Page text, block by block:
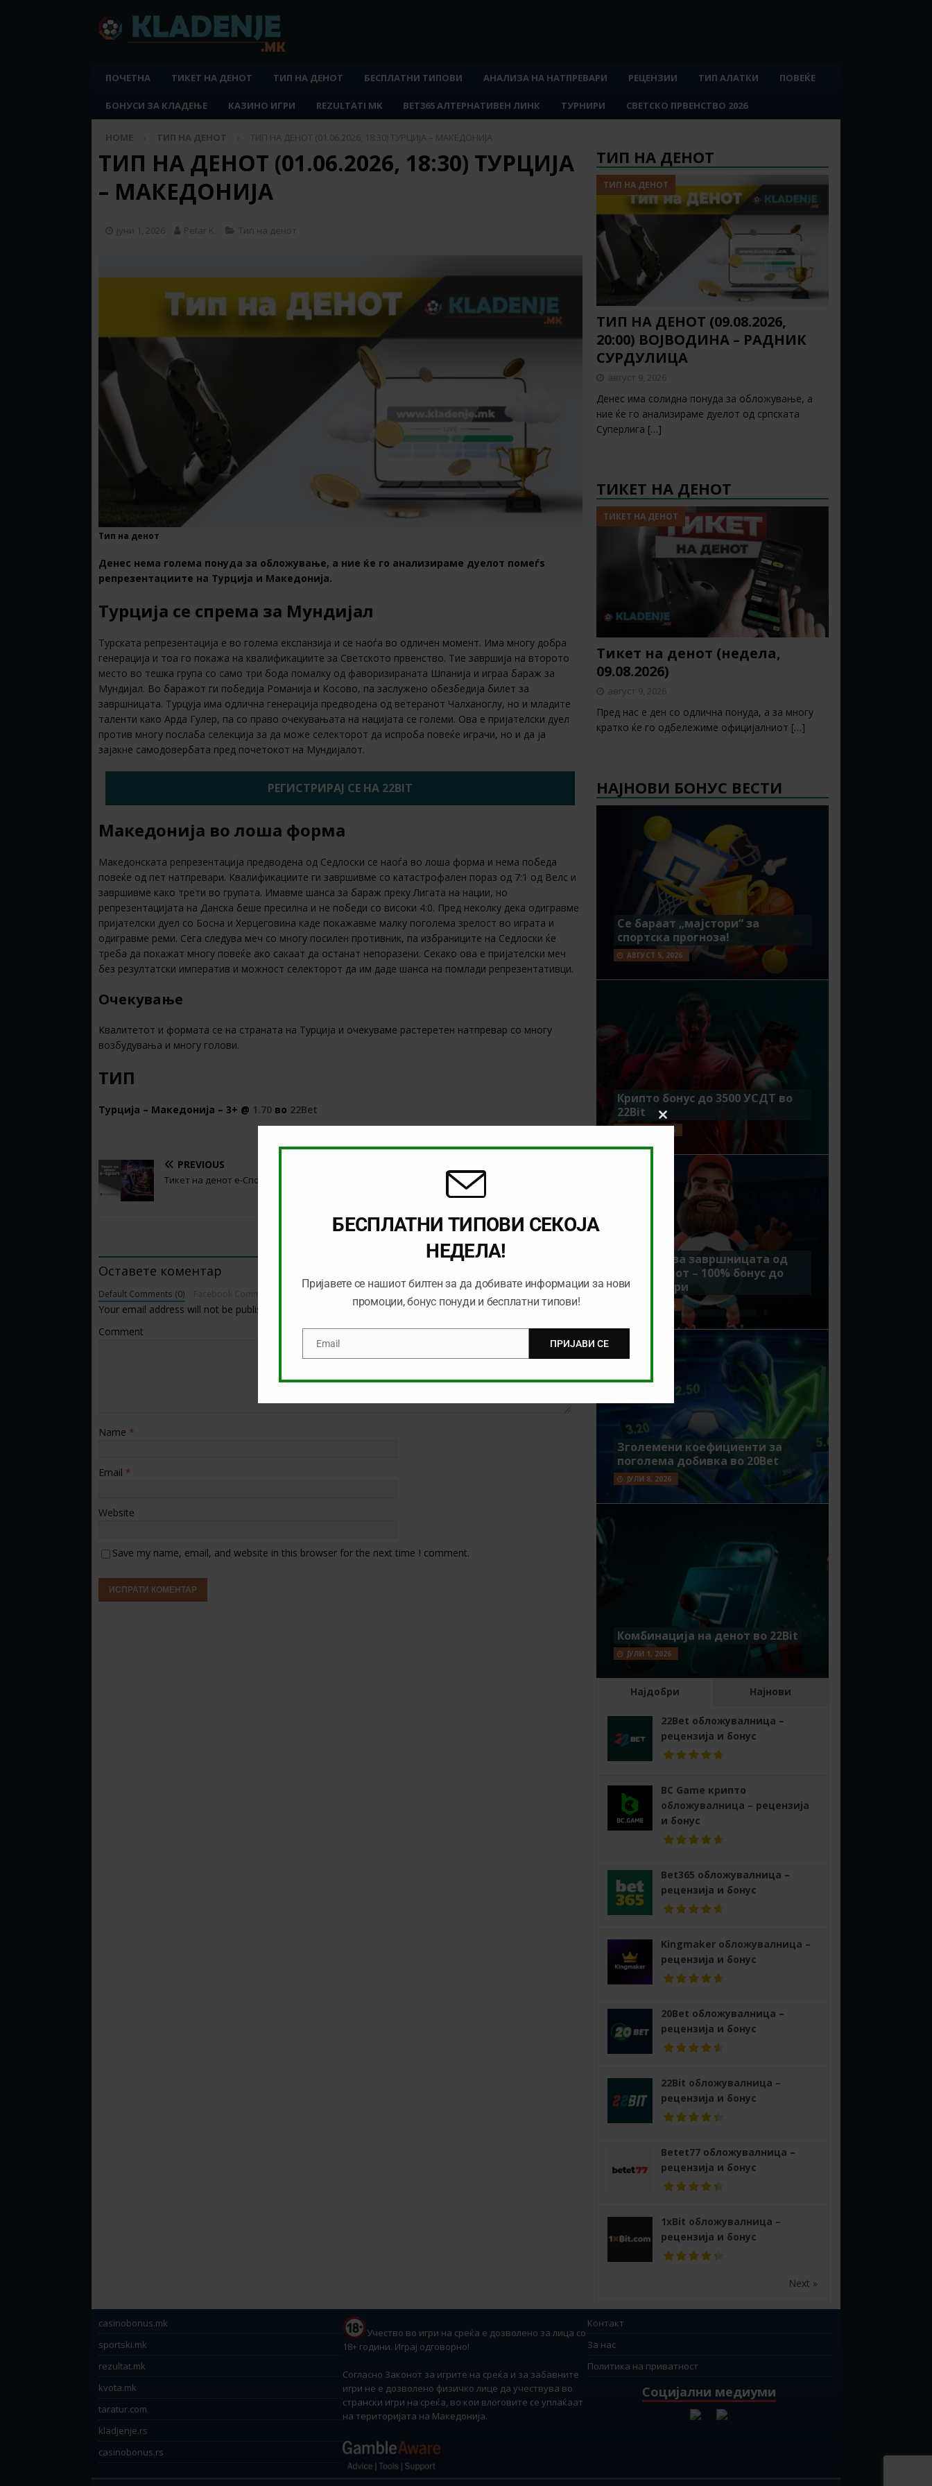
ПОЧЕТНА ТИКЕТ НА ДЕНОТ ТИП НА ДЕНОТ БЕСПЛАТНИ ТИПОВИ АНАЛИЗА НА НАТПРЕВАРИ РЕЦЕНЗИИ ТИП АЛАТКИ ПОВЕЌЕ
БОНУСИ ЗА КЛАДЕЊЕ КАЗИНО ИГРИ REZULTATI MK BET365 АЛТЕРНАТИВЕН ЛИНК ТУРНИРИ СВЕТСКО ПРВЕНСТВО 2026
HOME ТИП НА ДЕНОТ ТИП НА ДЕНОТ (01.06.2026, 18:30) ТУРЦИЈА – МАКЕДОНИЈА
ТИП НА ДЕНОТ (01.06.2026, 18:30) ТУРЦИЈА
– МАКЕДОНИЈА
јуни 1, 2026 Petar K. Тип на денот
Тип на денот
Денес нема голема понуда за обложување, а ние ќе го анализираме дуелот помеѓѕ
репрезентациите на Турција и Македонија.
Турција се спрема за Мундијал
Турската репрезентација е во голема експанзија и се наоѓа во одличен момент. Има многу добра
генерација и тоа го покажа на квалификациите за Светското првенство. Тие завршија на второто
место во тешка група со само три бода помалку од фаворизираната Шпанија и играа бараж за
Мундијал. Во баражот ги победија Романија и Косово, па заслужено обезбедија билет за
завршницата. Турцуја има одлична генерација предводена од ветеранот Чалханоглу, но и младите
таленти како Арда Гулер, па со право очекувањата на нацијата се големи. Ова е пријателски дуел
против многу послаба селекција за да може селекторот да испроба повеќе играчи, но и да ја
зајакне самодовербата пред почетокот на Мундијалот.
РЕГИСТРИРАЈ СЕ НА 22BIT
Македонија во лоша форма
Македонската репрезентација предводена од Седлоски се наоѓа во лоша форма и нема победа
повеќе од пет натпревари. Квалификациите ги завршивме со катастрофален пораз од 7:1 од Велс и
завршивме како трети во групата. Имавме шанса за бараж преку Лигата на нации, но
репрезентацијата на Данска беше пресилна и не победи со високи 4:0. Пред неколку дека одигравме
пријателски дуел со Босна и Херцеговина каде покажавме малку поголема зрелост во играта и
одигравме реми. Сега следува меч со многу посилен противник, па избраниците на Седлоски ќе
треба да покажат многу повеќе ако сакаат да останат непоразени. Секако ова е пријателски меч
без резултатски императив и можност селекторот да им даде шанса на помлади репрезентативци.
Очекување
Квалитетот и формата се на страната на Турција и очекуваме растеретен натпревар со многу
возбудувања и многу голови.
ТИП
Турција – Македонија – 3+ @ 1.70 во 22Bet
PREVIOUS
Тикет на денот е-Спорт (01.06.2026)
Тикет на денот (понеделник,
01.06.2026)
Оставете коментар
Default Comments (0)
Your email address will not be published.
Comment
Name *
Email *
Website
Save my name, email, and website in this browser for the next time I comment.
ТИП НА ДЕНОТ
ТИП НА ДЕНОТ
ТИП НА ДЕНОТ (09.08.2026,
20:00) ВОЈВОДИНА – РАДНИК
СУРДУЛИЦА
август 9, 2026
Денес има солидна понуда за обложување, а
ние ќе го анализираме дуелот од српската
Суперлига […]
ТИКЕТ НА ДЕНОТ
ТИКЕТ НА ДЕНОТ
Тикет на денот (недела,
09.08.2026)
август 9, 2026
Пред нас е ден со одлична понуда, а за многу
кратко ќе го одбележиме официјалниот […]
НАЈНОВИ БОНУС ВЕСТИ
Се бараат „мајстори“ за
спортска прогноза!
АВГУСТ 5, 2026
Крипто бонус до 3500 УСДТ во
22Bit
ЈУЛИ 29, 2026
Идеално за завршницата од
Мундијалот – 100% бонус до
7500 денари
ЈУЛИ 15, 2026
Зголемени коефициенти за
поголема добивка во 20Bet
ЈУЛИ 8, 2026
Комбинација на денот во 22Bit
ЈУЛИ 1, 2026
Најдобри Најнови
22Bet обложувалница –
рецензија и бонус
BC Game крипто
обложувалница – рецензија
и бонус
Bet365 обложувалница –
рецензија и бонус
Kingmaker обложувалница –
рецензија и бонус
20Bet обложувалница –
рецензија и бонус
22Bit обложувалница –
рецензија и бонус
Betet77 обложувалница –
рецензија и бонус
1xBit обложувалница –
рецензија и бонус
Next »
casinobonus.mk
sportski.mk
rezultat.mk
kvota.mk
taratur.com
kladjenje.rs
casinobonus.rs
Учество во игри на среќа е дозволено за лица со
18+ години. Играј одговорно!
Согласно Законот за игрите на среќа и за забавните
игри не е дозволено физичко лице да учествува во
странски игри на среќа, во кои влоговите се уплаќаат
на територијата на Македонија.
Контакт
За нас
Политика на приватност
Социјални медиуми
Close
this
БЕСПЛАТНИ ТИПОВИ СЕКОЈА
НЕДЕЛА!
Пријавете се нашиот билтен за да добивате информации за нови
промоции, бонус понуди и бесплатни типови!
EmailEmail ПРИЈАВИ СЕ